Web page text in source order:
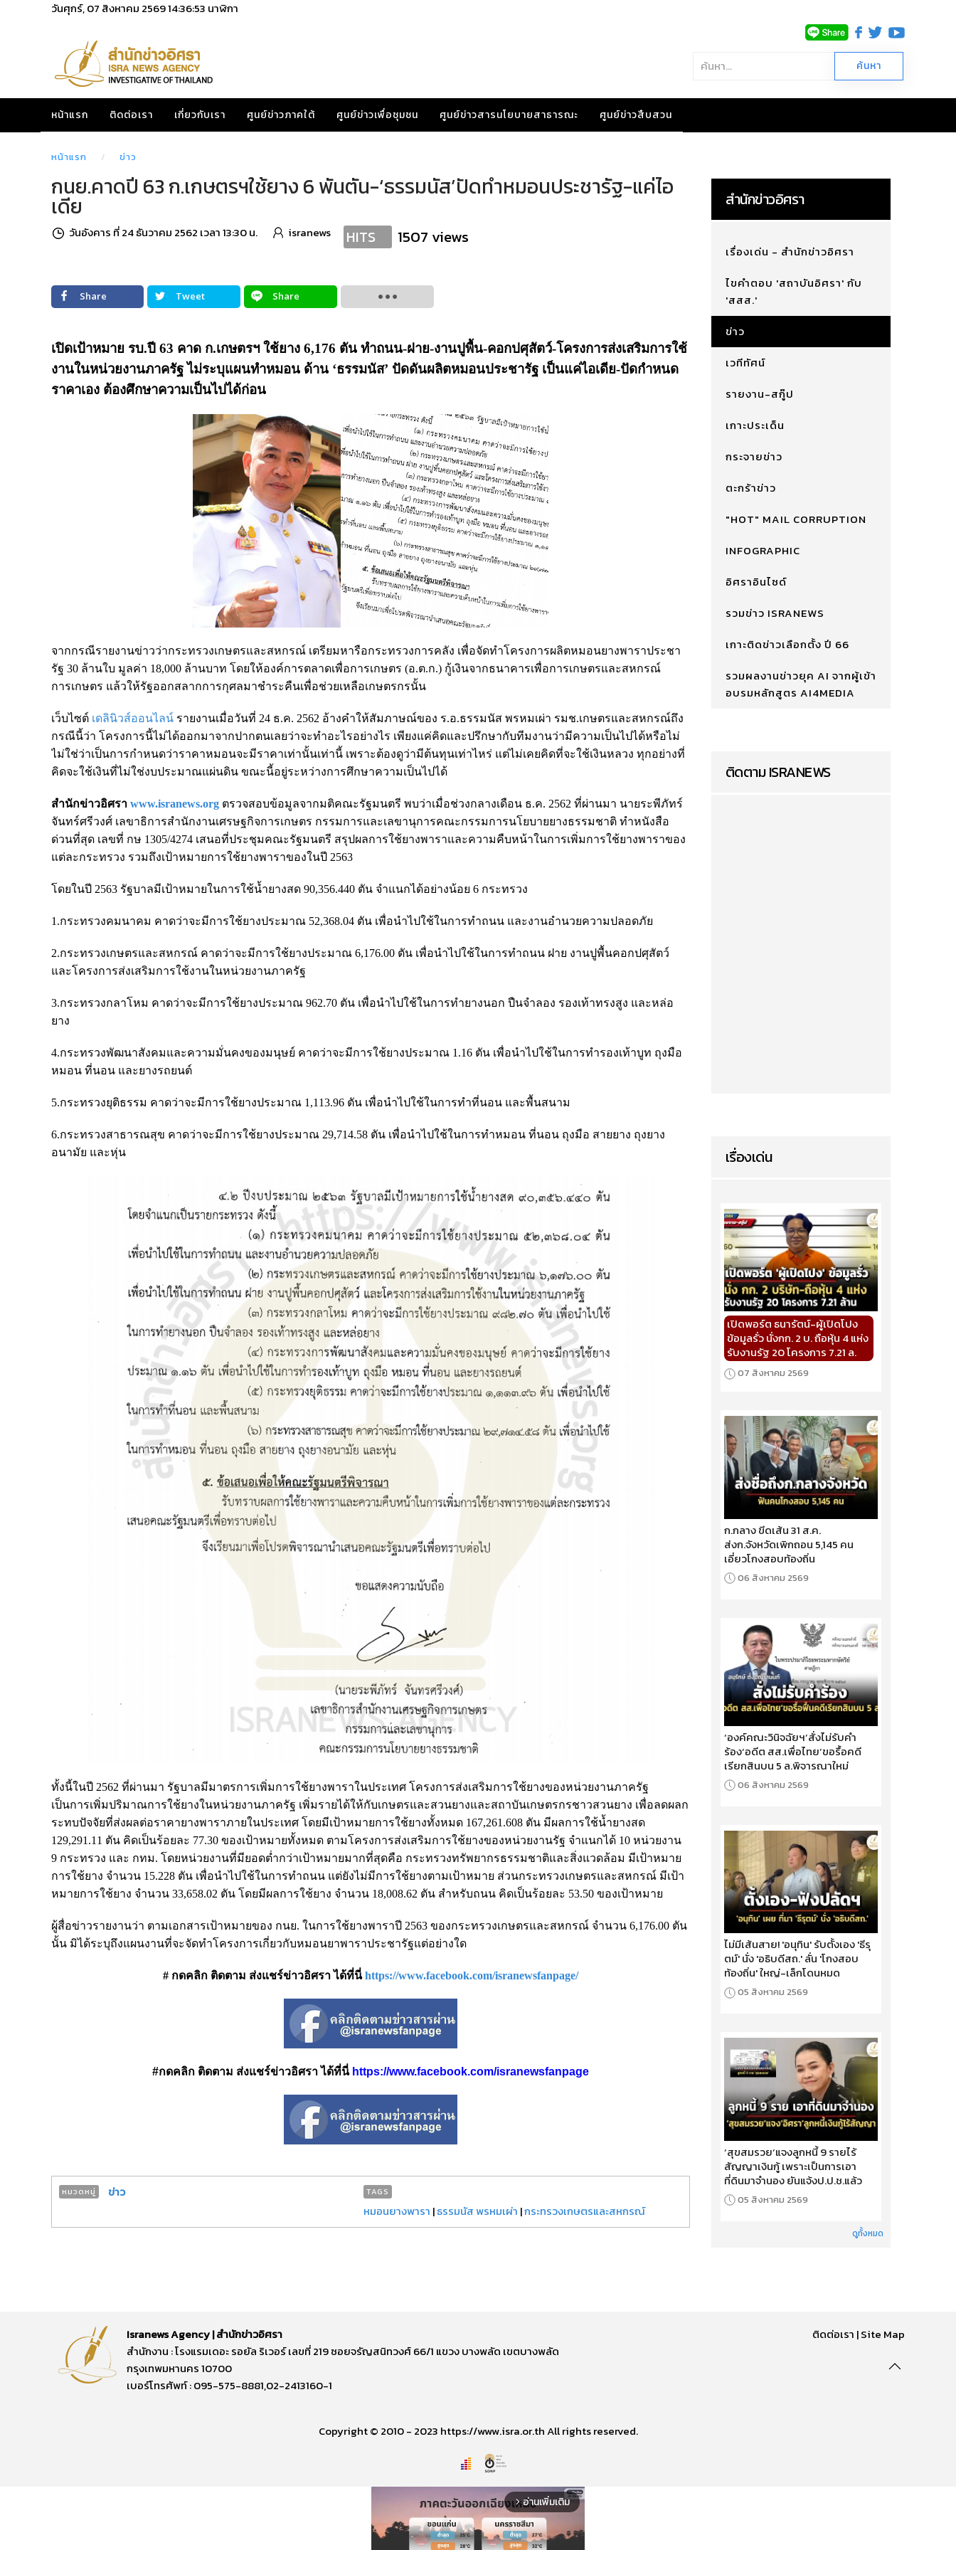
วันศุกร์, 07 สิงหาคม 256914:36:54 นาฬิกา
หน้าแรก ติดต่อเรา เกี่ยวกับเรา ศูนย์ข่าวภาคใต้ ศูนย์ข่าวเพื่อชุมชน ศูนย์ข่าวสารนโยบายสาธารณะ ศูนย์ข่าวสืบสวน
หน้าแรก ข่าว
กนย.คาดปี 63 ก.เกษตรฯใช้ยาง 6 พันตัน-‘ธรรมนัส’ปัดทำหมอนประชารัฐ-แค่ไอ
เดีย
วันอังคาร ที่ 24 ธันวาคม 2562 เวลา 13:30 น. isranews HITS 1507 views
Share Tweet Share
เปิดเป้าหมาย รบ.ปี 63 คาด ก.เกษตรฯ ใช้ยาง 6,176 ตัน ทำถนน-ฝาย-งานปูพื้น-คอกปศุสัตว์-โครงการส่งเสริมการใช้
งานในหน่วยงานภาครัฐ ไม่ระบุแผนทำหมอน ด้าน ‘ธรรมนัส’ ปัดดันผลิตหมอนประชารัฐ เป็นแค่ไอเดีย-ปัดกำหนด
ราคาเอง ต้องศึกษาความเป็นไปได้ก่อน
จากกรณีรายงานข่าวว่ากระทรวงเกษตรและสหกรณ์ เตรียมหารือกระทรวงการคลัง เพื่อจัดทำโครงการผลิตหมอนยางพาราประชา
รัฐ 30 ล้านใบ มูลค่า 18,000 ล้านบาท โดยให้องค์การตลาดเพื่อการเกษตร (อ.ต.ก.) กู้เงินจากธนาคารเพื่อการเกษตรและสหกรณ์
การเกษตร แล้วให้รัฐออกสลากการกุศลมาชำระคืนเพื่อช่วยเหลือเกษตรกรนั้น
เว็บไซต์ เดลินิวส์ออนไลน์ รายงานเมื่อวันที่ 24 ธ.ค. 2562 อ้างคำให้สัมภาษณ์ของ ร.อ.ธรรมนัส พรหมเผ่า รมช.เกษตรและสหกรณ์ถึง
กรณีนี้ว่า โครงการนี้ไม่ได้ออกมาจากปากตนเลยว่าจะทำอะไรอย่างไร เพียงแค่คิดและปรึกษากับทีมงานว่ามีความเป็นไปได้หรือไม่
ไม่ใช่ว่าเป็นการกำหนดว่าราคาหมอนจะมีราคาเท่านั้นเท่านี้ เพราะต้องดูว่ามีต้นทุนเท่าไหร่ แต่ไม่เคยคิดที่จะใช้เงินหลวง ทุกอย่างที่
คิดจะใช้เงินที่ไม่ใช่งบประมาณแผ่นดิน ขณะนี้อยู่ระหว่างการศึกษาความเป็นไปได้
สำนักข่าวอิศรา www.isranews.org ตรวจสอบข้อมูลจากมติคณะรัฐมนตรี พบว่าเมื่อช่วงกลางเดือน ธ.ค. 2562 ที่ผ่านมา นายระพีภัทร์
จันทร์ศรีวงศ์ เลขาธิการสำนักงานเศรษฐกิจการเกษตร กรรมการและเลขานุการคณะกรรมการนโยบายยางธรรมชาติ ทำหนังสือ
ด่วนที่สุด เลขที่ กษ 1305/4274 เสนอที่ประชุมคณะรัฐมนตรี สรุปผลการใช้ยางพาราและความคืบหน้าในการเพิ่มการใช้ยางพาราของ
แต่ละกระทรวง รวมถึงเป้าหมายการใช้ยางพาราของในปี 2563
โดยในปี 2563 รัฐบาลมีเป้าหมายในการใช้น้ำยางสด 90,356.440 ตัน จำแนกได้อย่างน้อย 6 กระทรวง
1.กระทรวงคมนาคม คาดว่าจะมีการใช้ยางประมาณ 52,368.04 ตัน เพื่อนำไปใช้ในการทำถนน และงานอำนวยความปลอดภัย
2.กระทรวงเกษตรและสหกรณ์ คาดว่าจะมีการใช้ยางประมาณ 6,176.00 ตัน เพื่อนำไปใช้ในการทำถนน ฝาย งานปูพื้นคอกปศุสัตว์
และโครงการส่งเสริมการใช้งานในหน่วยงานภาครัฐ
3.กระทรวงกลาโหม คาดว่าจะมีการใช้ยางประมาณ 962.70 ตัน เพื่อนำไปใช้ในการทำยางนอก ปืนจำลอง รองเท้าทรงสูง และหล่อ
ยาง
4.กระทรวงพัฒนาสังคมและความมั่นคงของมนุษย์ คาดว่าจะมีการใช้ยางประมาณ 1.16 ตัน เพื่อนำไปใช้ในการทำรองเท้าบูท ถุงมือ
หมอน ที่นอน และยางรถยนต์
5.กระทรวงยุติธรรม คาดว่าจะมีการใช้ยางประมาณ 1,113.96 ตัน เพื่อนำไปใช้ในการทำที่นอน และพื้นสนาม
6.กระทรวงสาธารณสุข คาดว่าจะมีการใช้ยางประมาณ 29,714.58 ตัน เพื่อนำไปใช้ในการทำหมอน ที่นอน ถุงมือ สายยาง ถุงยาง
อนามัย และหุ่น
ทั้งนี้ในปี 2562 ที่ผ่านมา รัฐบาลมีมาตรการเพิ่มการใช้ยางพาราในประเทศ โครงการส่งเสริมการใช้ยางของหน่วยงานภาครัฐ
เป็นการเพิ่มปริมาณการใช้ยางในหน่วยงานภาครัฐ เพิ่มรายได้ให้กับเกษตรและสวนยางและสถาบันเกษตรกรชาวสวนยาง เพื่อลดผลก
ระทบปัจจัยที่ส่งผลต่อราคายางพาราภายในประเทศ โดยมีเป้าหมายการใช้ยางทั้งหมด 167,261.608 ตัน มีผลการใช้น้ำยางสด
129,291.11 ตัน คิดเป็นร้อยละ 77.30 ของเป้าหมายทั้งหมด ตามโครงการส่งเสริมการใช้ยางของหน่วยงานรัฐ จำแนกได้ 10 หน่วยงาน
9 กระทรวง และ กทม. โดยหน่วยงานที่มียอดต่ำกว่าเป้าหมายมากที่สุดคือ กระทรวงทรัพยากรธรรมชาติและสิ่งแวดล้อม มีเป้าหมาย
การใช้ยาง จำนวน 15.228 ตัน เพื่อนำไปใช้ในการทำถนน แต่ยังไม่มีการใช้ยางตามเป้าหมาย ส่วนกระทรวงเกษตรและสหกรณ์ มีเป้า
หมายการใช้ยาง จำนวน 33,658.02 ตัน โดยมีผลการใช้ยาง จำนวน 18,008.62 ตัน สำหรับถนน คิดเป็นร้อยละ 53.50 ของเป้าหมาย
ผู้สื่อข่าวรายงานว่า ตามเอกสารเป้าหมายของ กนย. ในการใช้ยางพาราปี 2563 ของกระทรวงเกษตรและสหกรณ์ จำนวน 6,176.00 ตัน
นั้น มิได้ระบุถึงแผนงานที่จะจัดทำโครงการเกี่ยวกับหมอนยาพาราประชารัฐแต่อย่างใด
# กดคลิก ติดตาม ส่งแชร์ข่าวอิศรา ได้ที่นี่https://www.facebook.com/isranewsfanpage/
#กดคลิก ติดตาม ส่งแชร์ข่าวอิศรา ได้ที่นี่ https://www.facebook.com/isranewsfanpage
หมวดหมู่ ข่าว TAGS
หมอนยางพารา |ธรรมนัส พรหมเผ่า |กระทรวงเกษตรและสหกรณ์
สำนักข่าวอิศรา
เรื่องเด่น - สำนักข่าวอิศรา
ไขคำตอบ 'สถาบันอิศรา' กับ
'สสส.'
ข่าว
เวทีทัศน์
รายงาน-สกู๊ป
เกาะประเด็น
กระจายข่าว
ตะกร้าข่าว
"HOT" MAIL CORRUPTION
INFOGRAPHIC
อิศราอินไซด์
รวมข่าว ISRANEWS
เกาะติดข่าวเลือกตั้ง ปี 66
รวมผลงานข่าวยุค AI จากผู้เข้า
อบรมหลักสูตร AI4MEDIA
ติดตาม ISRANEWS
เรื่องเด่น
เปิดพอร์ต ธนารัตน์-ผู้เปิดโปง
ข้อมูลรั่ว นั่งกก. 2 บ. ถือหุ้น 4 แห่ง
รับงานรัฐ 20 โครงการ 7.21 ล.
07 สิงหาคม 2569
ก.กลาง ขีดเส้น 31 ส.ค.
ส่งก.จังหวัดเพิกถอน 5,145 คน
เอี่ยวโกงสอบท้องถิ่น
06 สิงหาคม 2569
‘องค์คณะวินิจฉัยฯ’สั่งไม่รับคำ
ร้อง‘อดีต สส.เพื่อไทย’ขอรื้อคดี
เรียกสินบน 5 ล.พิจารณาใหม่
06 สิงหาคม 2569
ไม่มีเส้นสาย! 'อนุทิน' รับตั้งเอง 'ธีรุ
ตม์' นั่ง 'อธิบดีสถ.' ลั่น 'โกงสอบ
ท้องถิ่น' ใหญ่-เล็กโดนหมด
05 สิงหาคม 2569
‘สุขสมรวย’แจงลูกหนี้ 9 รายไร้
สัญญาเงินกู้ เพราะเป็นการเอา
ที่ดินมาจำนอง ยันแจ้งป.ป.ช.แล้ว
05 สิงหาคม 2569
ดูทั้งหมด
Isranews Agency | สำนักข่าวอิศรา
สำนักงาน : โรงแรมเดอะ รอยัล ริเวอร์ เลขที่ 219 ซอยจรัญสนิทวงศ์ 66/1 แขวง บางพลัด เขตบางพลัด
กรุงเทพมหานคร 10700
เบอร์โทรศัพท์ : 095-575-8881,02-2413160-1
ติดต่อเรา |Site Map
Copyright © 2010 - 2023 https://www.isra.or.th All rights reserved.
arrow_forward_ios อ่านเพิ่มเติม